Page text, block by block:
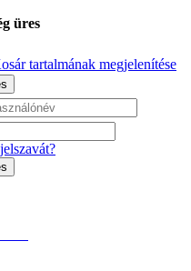
üres
tartalmának megjelenítése